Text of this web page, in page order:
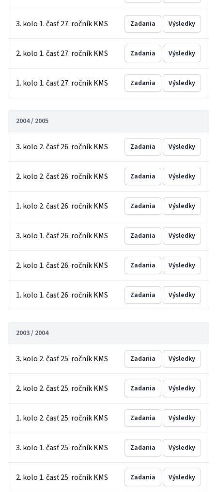
3. kolo 1. časť 27. ročník KMS Zadania Výsledky
2. kolo 1. časť 27. ročník KMS Zadania Výsledky
1. kolo 1. časť 27. ročník KMS Zadania Výsledky
2004 / 2005
3. kolo 2. časť 26. ročník KMS Zadania Výsledky
2. kolo 2. časť 26. ročník KMS Zadania Výsledky
1. kolo 2. časť 26. ročník KMS Zadania Výsledky
3. kolo 1. časť 26. ročník KMS Zadania Výsledky
2. kolo 1. časť 26. ročník KMS Zadania Výsledky
1. kolo 1. časť 26. ročník KMS Zadania Výsledky
2003 / 2004
3. kolo 2. časť 25. ročník KMS Zadania Výsledky
2. kolo 2. časť 25. ročník KMS Zadania Výsledky
1. kolo 2. časť 25. ročník KMS Zadania Výsledky
3. kolo 1. časť 25. ročník KMS Zadania Výsledky
2. kolo 1. časť 25. ročník KMS Zadania Výsledky